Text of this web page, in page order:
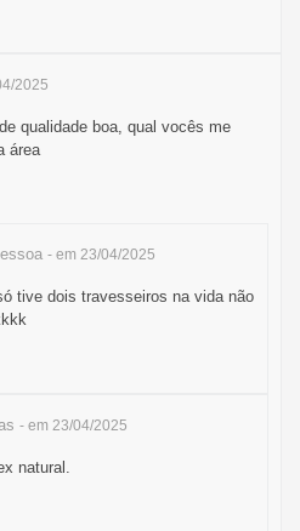
2025
qualidade boa, qual vocês me
área
- em 23/04/2025
tive dois travesseiros na vida não
- em 23/04/2025
natural.